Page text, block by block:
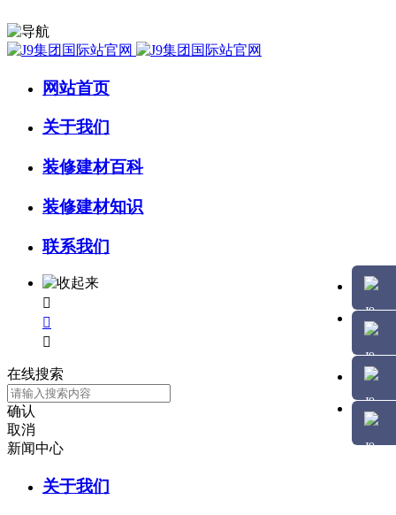
网站首页
关于我们
装修建材百科
装修建材知识
联系我们



在线搜索
确认
取消
新闻中心
关于我们